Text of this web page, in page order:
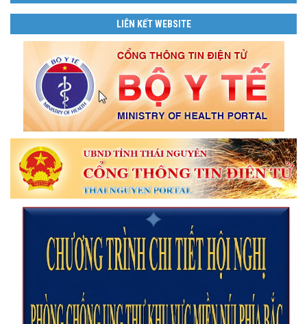
LIÊN KẾT WEBSITE